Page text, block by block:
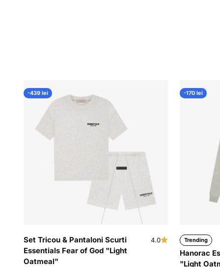
-439 lei
Set Tricou & Pantaloni Scurti
Essentials Fear of God "Light
Oatmeal"
4.0
-170 lei
Trending
Hanorac
"Light